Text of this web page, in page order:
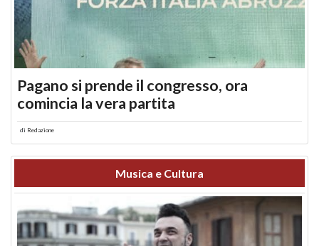
Pagano si prende il congresso, ora
comincia la vera partita
di Redazione
Musica e Cultura